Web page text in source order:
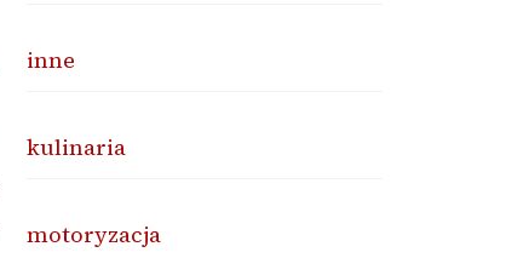
inne
kulinaria
motoryzacja